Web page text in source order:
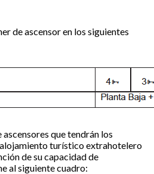
de ascensor en los siguientes
ascensores que tendrán los
turístico extrahotelero
de su capacidad de
al siguiente cuadro: